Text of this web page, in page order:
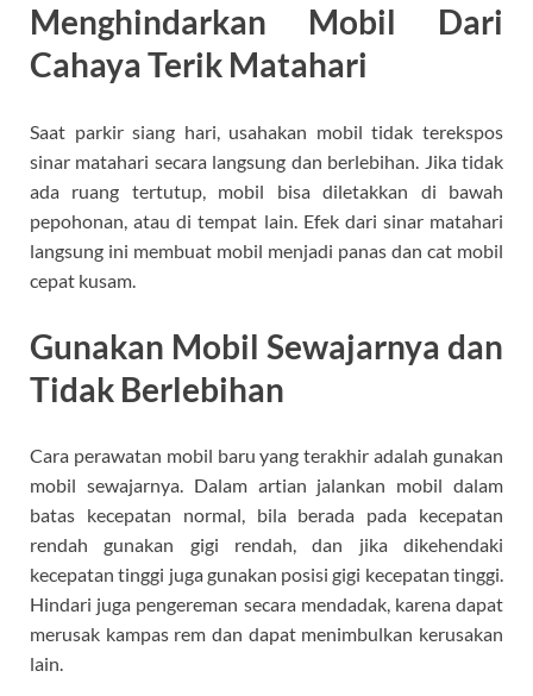
Menghindarkan Mobil Dari
Cahaya Terik Matahari
Saat parkir siang hari, usahakan mobil tidak terekspos
sinar matahari secara langsung dan berlebihan. Jika tidak
ada ruang tertutup, mobil bisa diletakkan di bawah
pepohonan, atau di tempat lain. Efek dari sinar matahari
langsung ini membuat mobil menjadi panas dan cat mobil
cepat kusam.
Gunakan Mobil Sewajarnya dan
Tidak Berlebihan
Cara perawatan mobil baru yang terakhir adalah gunakan
mobil sewajarnya. Dalam artian jalankan mobil dalam
batas kecepatan normal, bila berada pada kecepatan
rendah gunakan gigi rendah, dan jika dikehendaki
kecepatan tinggi juga gunakan posisi gigi kecepatan tinggi.
Hindari juga pengereman secara mendadak, karena dapat
merusak kampas rem dan dapat menimbulkan kerusakan
lain.